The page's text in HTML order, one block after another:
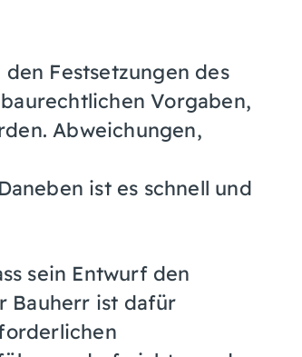
Festsetzungen des
Vorgaben,
Abweichungen,
ist es schnell und
sein Entwurf den
Bauherr ist dafür